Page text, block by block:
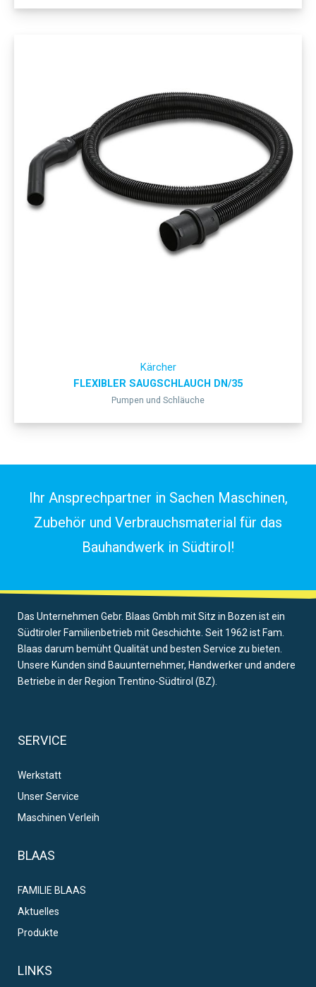
Kärcher
FLEXIBLER SAUGSCHLAUCH DN/35
Pumpen und Schläuche
Ihr Ansprechpartner in Sachen Maschinen,
Zubehör und Verbrauchsmaterial für das
Bauhandwerk in Südtirol!
Das Unternehmen Gebr. Blaas Gmbh mit Sitz in Bozen ist ein
Südtiroler Familienbetrieb mit Geschichte. Seit 1962 ist Fam.
Blaas darum bemüht Qualität und besten Service zu bieten.
Unsere Kunden sind Bauunternehmer, Handwerker und andere
Betriebe in der Region Trentino-Südtirol (BZ).
SERVICE
Werkstatt
Unser Service
Maschinen Verleih
BLAAS
FAMILIE BLAAS
Aktuelles
Produkte
LINKS